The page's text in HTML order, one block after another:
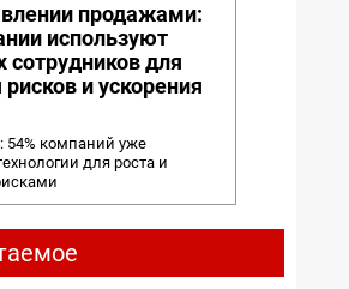
продажами:
используют
для
и ускорения
54% компаний уже
для роста и